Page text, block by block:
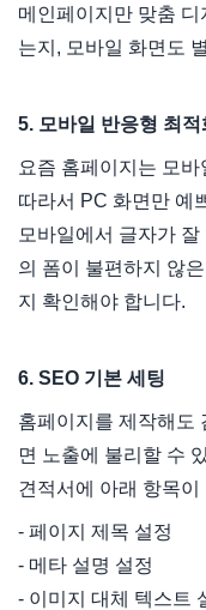
메인페이지만 맞춤
는지, 모바일 화면도
5. 모바일 반응형 최적
요즘 홈페이지는 모
따라서 PC 화면만 예
모바일에서 글자가
의 폼이 불편하지 않
지 확인해야 합니다.
6. SEO 기본 세팅
홈페이지를 제작해도
면 노출에 불리할 수
견적서에 아래 항목
- 페이지 제목 설정
- 메타 설명 설정
- 이미지 대체 텍스트